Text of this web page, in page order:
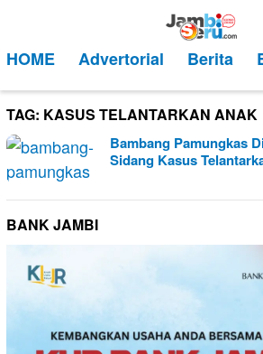
kontenMobile
HOME Advertorial Berita
TAG: KASUS TELANTARKAN ANAK
Bambang Pamungkas
Sidang Kasus
BANK JAMBI